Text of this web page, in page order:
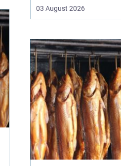
bekymring, usikkerhed
når de skal tale om
intime problemstillinger.
Derfor betyder valget...
03 August 2026